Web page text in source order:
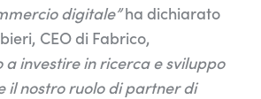
digitale”ha dichiarato
CEO di Fabrico,
investire in ricerca e sviluppo
il nostro ruolo di partner di